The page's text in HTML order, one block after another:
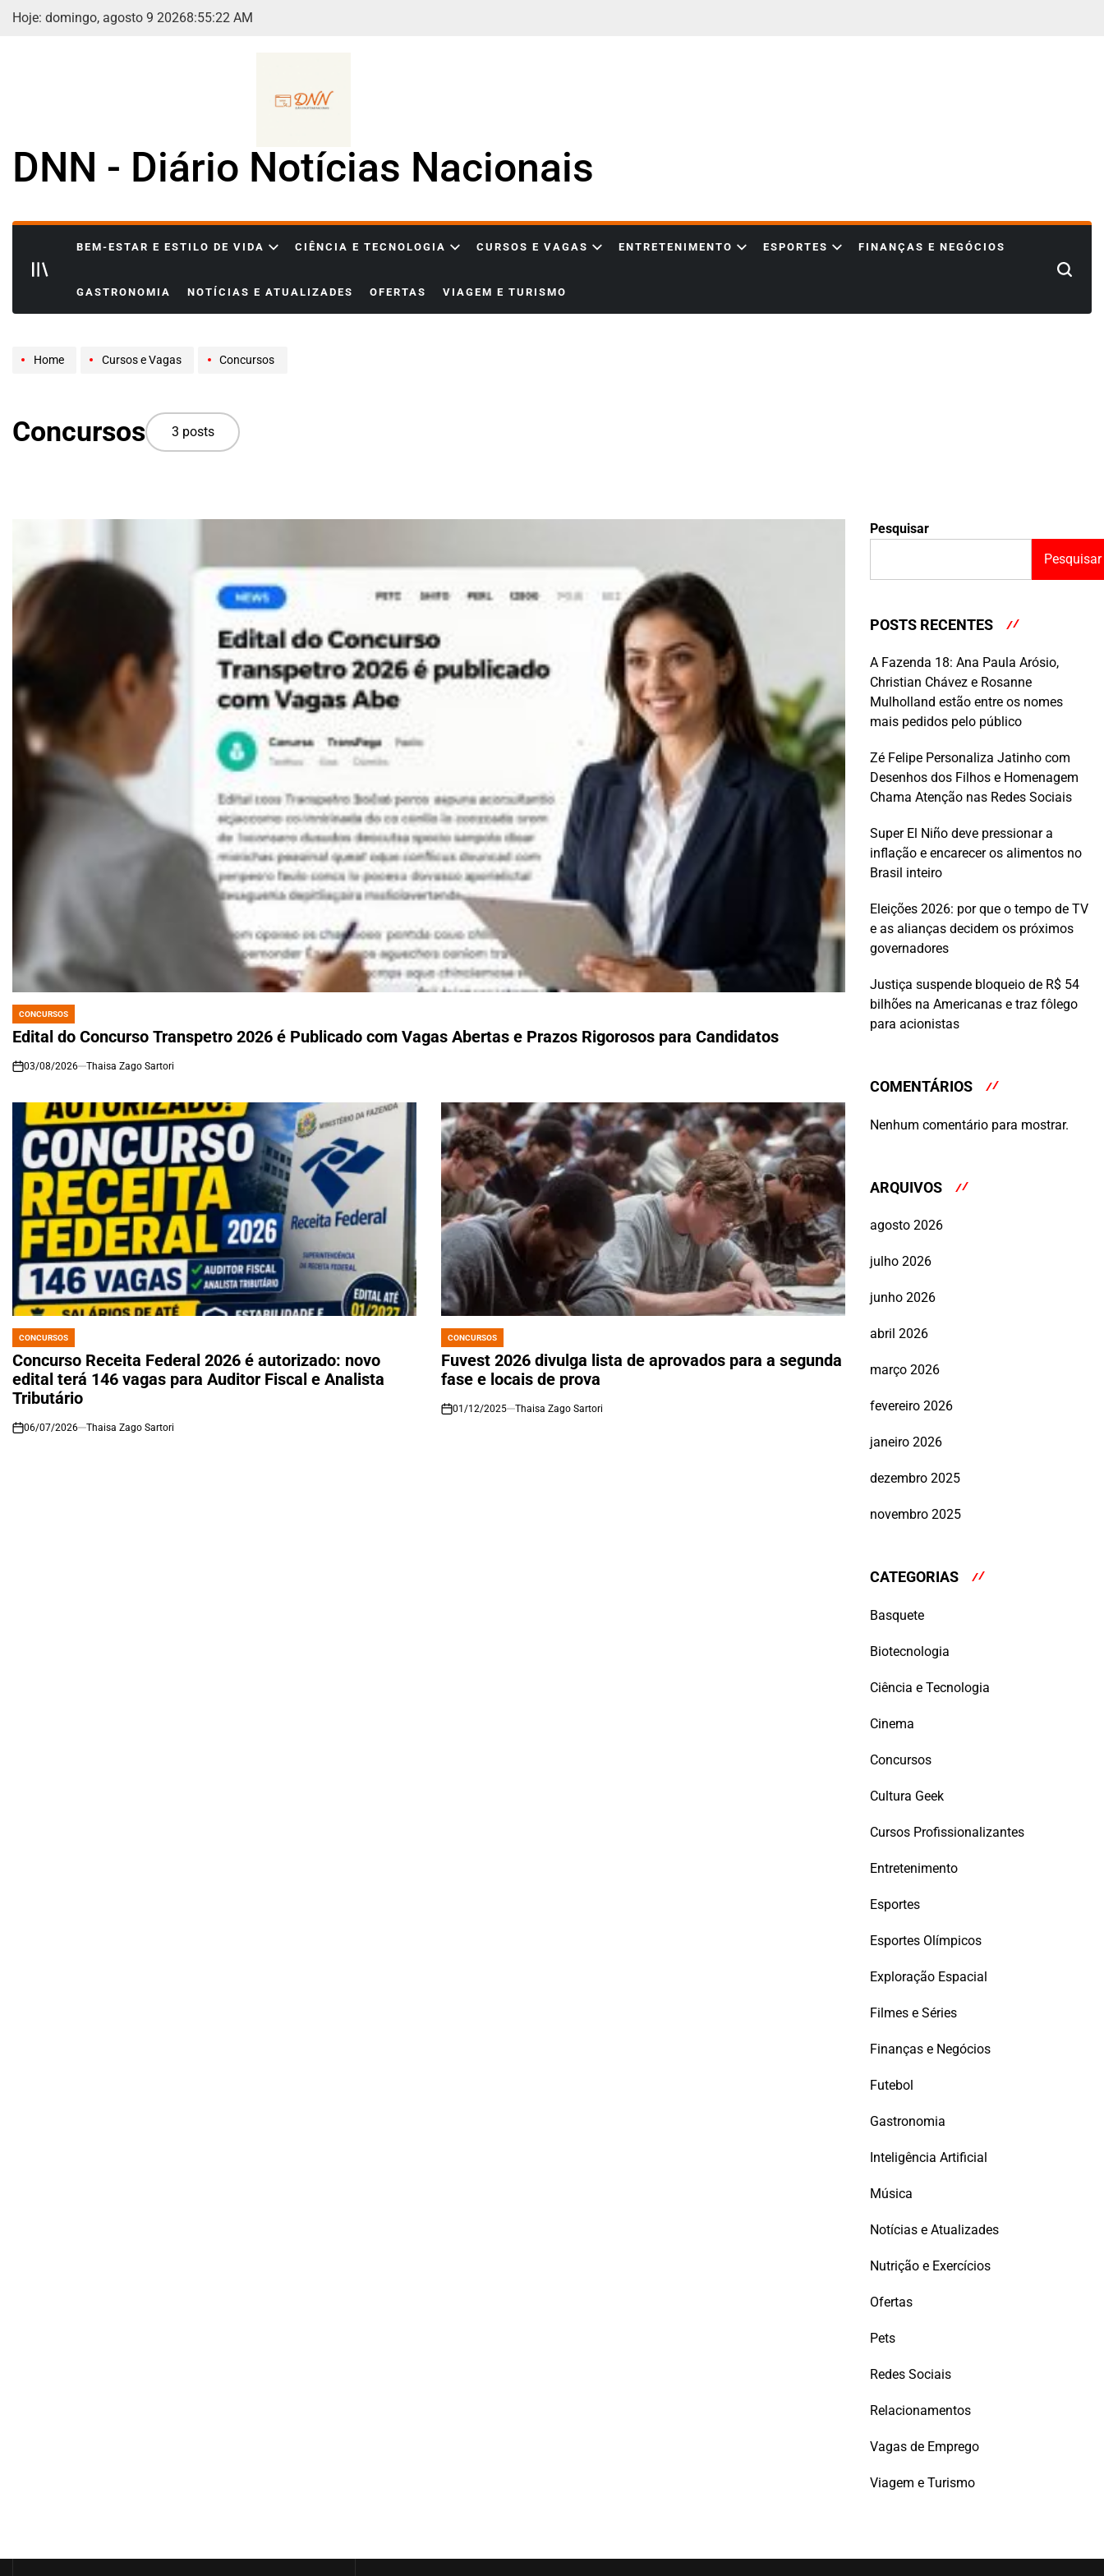
Skip
Hoje: domingo, agosto 9 20268:55:23 AM
DNN - Diário Notícias Nacionais
BEM-ESTAR E ESTILO DE VIDA CIÊNCIA E TECNOLOGIA CURSOS E VAGAS ENTRETENIMENTO ESPORTES FINANÇAS E NEGÓCIOS
GASTRONOMIA NOTÍCIAS E ATUALIZADES OFERTAS VIAGEM E TURISMO
Search
Home Cursos e Vagas Concursos
Concursos 3 posts
POSTED
IN
CONCURSOS
Edital do Concurso Transpetro 2026 é Publicado com Vagas Abertas e Prazos Rigorosos para Candidatos
on
03/08/2026 Thaisa Zago Sartori
POSTED
IN
CONCURSOS
Concurso Receita Federal 2026 é autorizado: novo
edital terá 146 vagas para Auditor Fiscal e Analista
Tributário
on
06/07/2026 Thaisa Zago Sartori
POSTED
IN
CONCURSOS
Fuvest 2026 divulga lista de aprovados para a segunda
fase e locais de prova
on
01/12/2025 Thaisa Zago Sartori
Pesquisar
Pesquisar
POSTS RECENTES
A Fazenda 18: Ana Paula Arósio,
Christian Chávez e Rosanne
Mulholland estão entre os nomes
mais pedidos pelo público
Zé Felipe Personaliza Jatinho com
Desenhos dos Filhos e Homenagem
Chama Atenção nas Redes Sociais
Super El Niño deve pressionar a
inflação e encarecer os alimentos no
Brasil inteiro
Eleições 2026: por que o tempo de TV
e as alianças decidem os próximos
governadores
Justiça suspende bloqueio de R$ 54
bilhões na Americanas e traz fôlego
para acionistas
COMENTÁRIOS
Nenhum comentário para mostrar.
ARQUIVOS
agosto 2026
julho 2026
junho 2026
abril 2026
março 2026
fevereiro 2026
janeiro 2026
dezembro 2025
novembro 2025
CATEGORIAS
Basquete
Biotecnologia
Ciência e Tecnologia
Cinema
Concursos
Cultura Geek
Cursos Profissionalizantes
Entretenimento
Esportes
Esportes Olímpicos
Exploração Espacial
Filmes e Séries
Finanças e Negócios
Futebol
Gastronomia
Inteligência Artificial
Música
Notícias e Atualizades
Nutrição e Exercícios
Ofertas
Pets
Redes Sociais
Relacionamentos
Vagas de Emprego
Viagem e Turismo